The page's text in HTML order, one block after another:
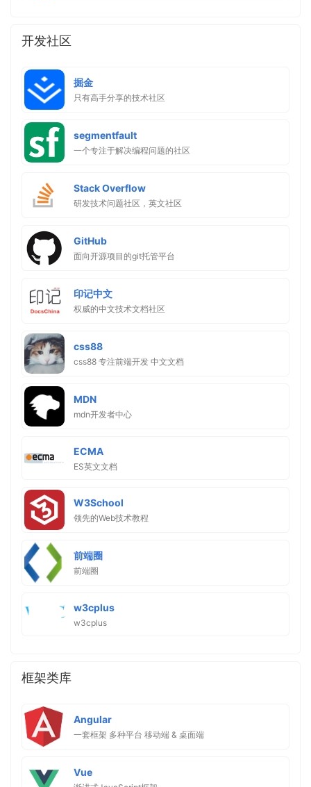
开发社区
掘金
只有高手分享的技术社区
segmentfault
一个专注于解决编程问题的社区
Stack Overflow
研发技术问题社区，英文社区
GitHub
面向开源项目的git托管平台
印记中文
权威的中文技术文档社区
css88
css88 专注前端开发 中文文档
MDN
mdn开发者中心
ECMA
ES英文文档
W3School
领先的Web技术教程
前端圈
前端圈
w3cplus
w3cplus
框架类库
Angular
一套框架 多种平台 移动端 & 桌面端
Vue